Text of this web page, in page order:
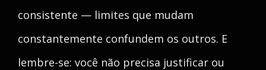
consistente — limites que mudam
constantemente confundem os outros. E
lembre-se: você não precisa justificar ou